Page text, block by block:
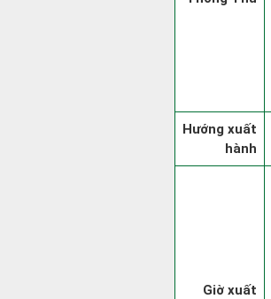
Hướng xuất
hành
Giờ xuất